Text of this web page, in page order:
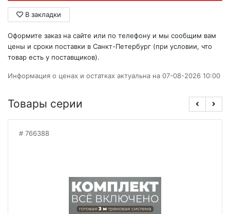
В закладки
Оформите заказ на сайте или по телефону и мы сообщим вам
цены и сроки поставки в Санкт-Петербург (при условии, что
товар есть у поставщиков).
Информация о ценах и остатках актуальна на 07-08-2026 10:00
Товары серии
766388